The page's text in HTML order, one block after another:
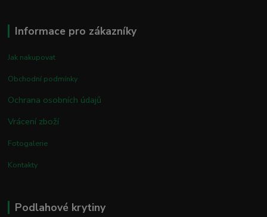
Informace pro zákazníky
Jak nakupovat
Obchodní podmínky
Ochrana osobních údajů
Vrácení zboží
Fotogalerie
Kontakty
Podlahové krytiny